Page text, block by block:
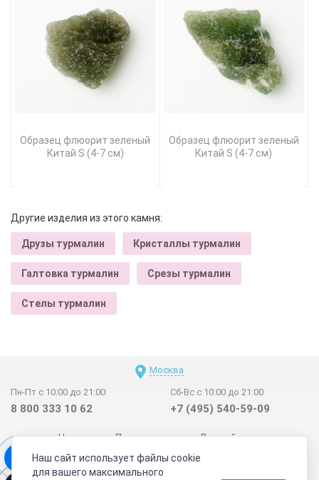
Образец флюорит зеленый
Китай S (4-7 см)
Образец флюорит зеленый
Китай S (4-7 см)
Другие изделия из этого камня:
Друзы турмалин Кристаллы турмалин
Галтовка турмалин Срезы турмалин
Стелы турмалин
Москва
Пн-Пт с 10:00 до 21:00
8 800 333 10 62
Сб-Вс с 10:00 до 21:00
+7 (495) 540-59-09
Новинки Поставщикам
Личный счет
Договор-оферта
О нас
Наши магазины
Наш сайт использует файлы cookie
для вашего максимального